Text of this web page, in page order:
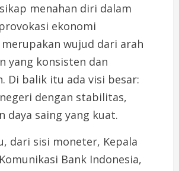
menahan diri dalam
ekonomi
wujud dari arah
yang konsisten dan
Di balik itu ada visi besar:
dengan stabilitas,
daya saing yang kuat.
dari sisi moneter, Kepala
Bank Indonesia,